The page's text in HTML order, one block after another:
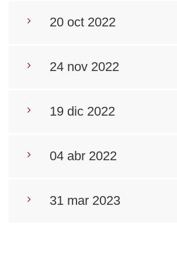
20 oct 2022
24 nov 2022
19 dic 2022
04 abr 2022
31 mar 2023